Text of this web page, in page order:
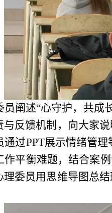
员阐述“心守护，共成
反馈机制，向大家
通过PPT展示情绪管
平衡难题，结合案
理委员用思维导图总